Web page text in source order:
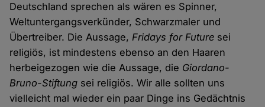
Deutschland sprechen als wären es Spinner,
Weltuntergangsverkünder, Schwarzmaler und
Übertreiber. Die Aussage,Fridays for Future sei
religiös, ist mindestens ebenso an den Haaren
herbeigezogen wie die Aussage, die Giordano-
Bruno-Stiftung sei religiös. Wir alle sollten uns
vielleicht mal wieder ein paar Dinge ins Gedächtnis